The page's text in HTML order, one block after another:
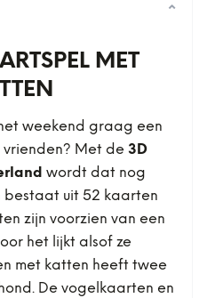
⌄
MET
weekend graag een
vrienden? Met de 3D
wordt dat nog
bestaat uit 52 kaarten
zijn voorzien van een
het lijkt alsof ze
met katten heeft twee
De vogelkaarten en